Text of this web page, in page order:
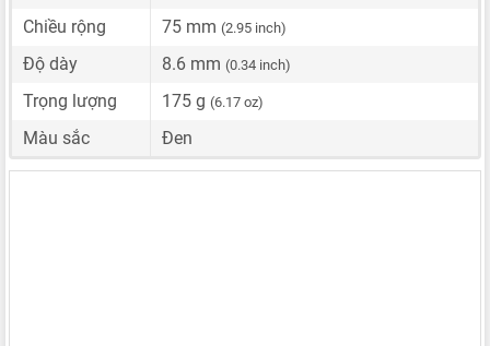
Chiều rộng 75 mm (2.95 inch)
Độ dày 8.6 mm (0.34 inch)
Trọng lượng 175 g (6.17 oz)
Màu sắc Đen